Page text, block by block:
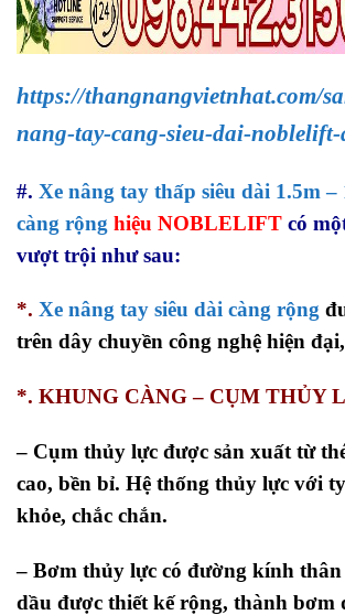
https://thangnangvietnhat.com/
nang-tay-cang-sieu-dai-
#. Xe nâng tay thấp siêu dài 1.5m –
càng rộng hiệu NOBLELIFT có
vượt trội như sau:
*. Xe nâng tay siêu dài càng rộng
trên dây chuyền công nghệ hiện
*. KHUNG CÀNG – CỤM THỦY
– Cụm thủy lực được sản xuất từ
cao, bền bỉ. Hệ thống thủy lực với
khỏe, chắc chắn.
– Bơm thủy lực có đường kính
dầu được thiết kế rộng, thành bơm